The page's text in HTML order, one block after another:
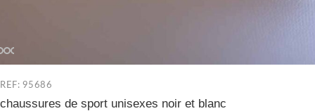
REF: 95686
chaussures de sport unisexes noir et blanc